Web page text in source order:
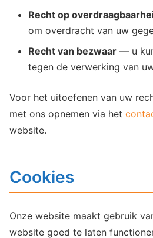
Recht op
om overdracht van uw
Recht van bezwaar — u
tegen de verwerking van
Voor het uitoefenen van uw
met ons opnemen via het
website.
Cookies
Onze website maakt gebruik
website goed te laten